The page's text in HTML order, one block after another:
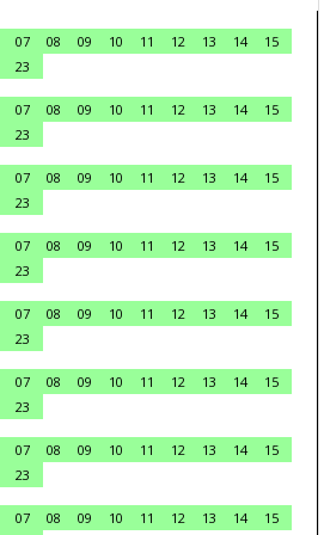
07 08 09 10 11 12 13 14
15
23
07 08 09 10 11 12 13 14
15
23
07 08 09 10 11 12 13 14
15
23
07 08 09 10 11 12 13 14
15
23
07 08 09 10 11 12 13 14
15
23
07 08 09 10 11 12 13 14
15
23
07 08 09 10 11 12 13 14
15
23
07 08 09 10 11 12 13 14
15